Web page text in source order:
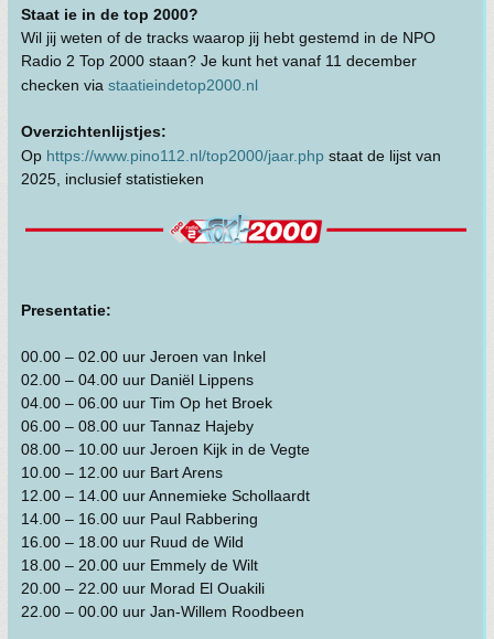
Staat ie in de top 2000?
Wil jij weten of de tracks waarop jij hebt gestemd in de NPO
Radio 2 Top 2000 staan? Je kunt het vanaf 11 december
checken via staatieindetop2000.nl
Overzichtenlijstjes:
Op https://www.pino112.nl/top2000/jaar.php staat de lijst van
2025, inclusief statistieken
Presentatie:
00.00 – 02.00 uur Jeroen van Inkel
02.00 – 04.00 uur Daniël Lippens
04.00 – 06.00 uur Tim Op het Broek
06.00 – 08.00 uur Tannaz Hajeby
08.00 – 10.00 uur Jeroen Kijk in de Vegte
10.00 – 12.00 uur Bart Arens
12.00 – 14.00 uur Annemieke Schollaardt
14.00 – 16.00 uur Paul Rabbering
16.00 – 18.00 uur Ruud de Wild
18.00 – 20.00 uur Emmely de Wilt
20.00 – 22.00 uur Morad El Ouakili
22.00 – 00.00 uur Jan-Willem Roodbeen